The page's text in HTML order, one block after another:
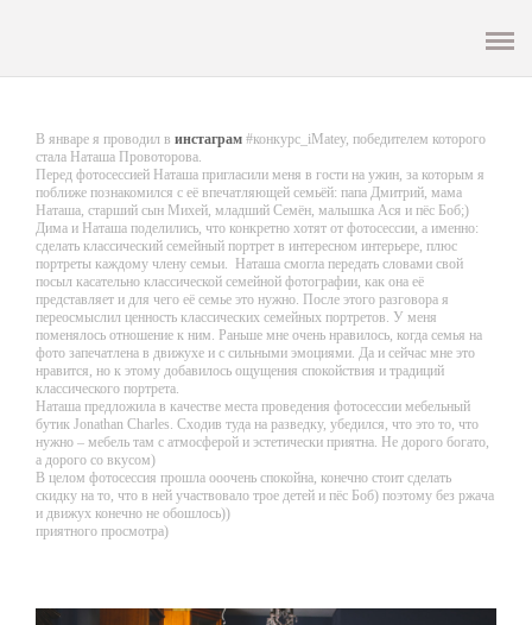
FAMILY
WEDDING
EVENTS
ОБО МНЕ
ОТЗЫВЫ
КОНТАКТЫ
В январе я проводил винстаграм #конкурс_iMatey, победителем которого
стала Наташа Провоторова.
Перед фотосессией Наташа пригласили меня в гости на ужин, за которым я
поближе познакомился с её впечатляющей семьёй: папа Дмитрий, мама
Наташа, старший сын Михей, младший Семён, малышка Ася и пёс Боб;)
Дима и Наташа поделились, что конкретно хотят от фотосессии, а именно:
сделать классический семейный портрет в интересном интерьере, плюс
портреты каждому члену семьи. Наташа смогла передать словами свой
посыл касательно классической семейной фотографии, как она её
представляет и для чего её семье это нужно. После этого разговора я
переосмыслил ценность классических семейных портретов. У меня
поменялось отношение к ним. Раньше мне очень нравилось, когда семья на
фото запечатлена в движухе и с сильными эмоциями. Да и сейчас мне это
нравится, но к этому добавилось ощущения спокойствия и традиций
классического портрета.
Наташа предложила в качестве места проведения фотосессии мебельный
бутик Jonathan Charles. Сходив туда на разведку, убедился, что это то, что
нужно – мебель там с атмосферой и эстетически приятна. Не дорого богато,
а дорого со вкусом)
В целом фотосессия прошла ооочень спокойна, конечно стоит сделать
скидку на то, что в ней участвовало трое детей и пёс Боб) поэтому без ржача
и движух конечно не обошлось))
приятного просмотра)